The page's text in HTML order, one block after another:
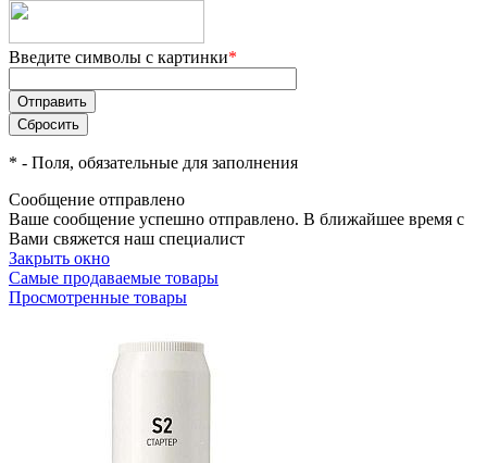
Введите символы с картинки*
* - Поля, обязательные для заполнения
Сообщение отправлено
Ваше сообщение успешно отправлено. В ближайшее время с
Вами свяжется наш специалист
Закрыть окно
Самые продаваемые товары
Просмотренные товары